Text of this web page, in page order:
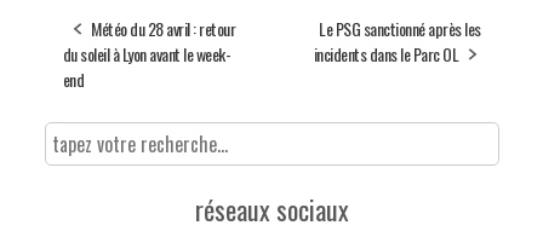
Météo du 28 avril : retour
du soleil à Lyon avant le week-
end
Le PSG sanctionné après les
incidents dans le Parc OL
réseaux sociaux